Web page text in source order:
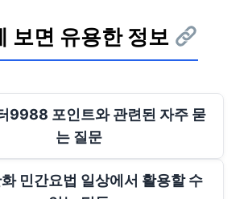
보면 유용한 정보
9988 포인트와 관련된 자주 묻
는 질문
민간요법 일상에서 활용할 수